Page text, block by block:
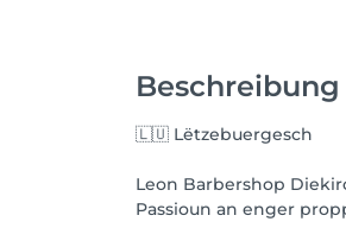
Beschreibung
🇱🇺 Lëtzebuergesch
Leon Barbershop
Passioun an enger